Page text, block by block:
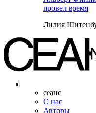
провел время
Лилия
сеанс
О нас
Авторы